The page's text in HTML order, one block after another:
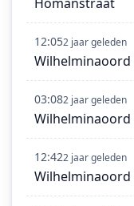
12:052 jaar geleden
Wilhelminaoord
03:082 jaar geleden
Wilhelminaoord
12:422 jaar geleden
Wilhelminaoord